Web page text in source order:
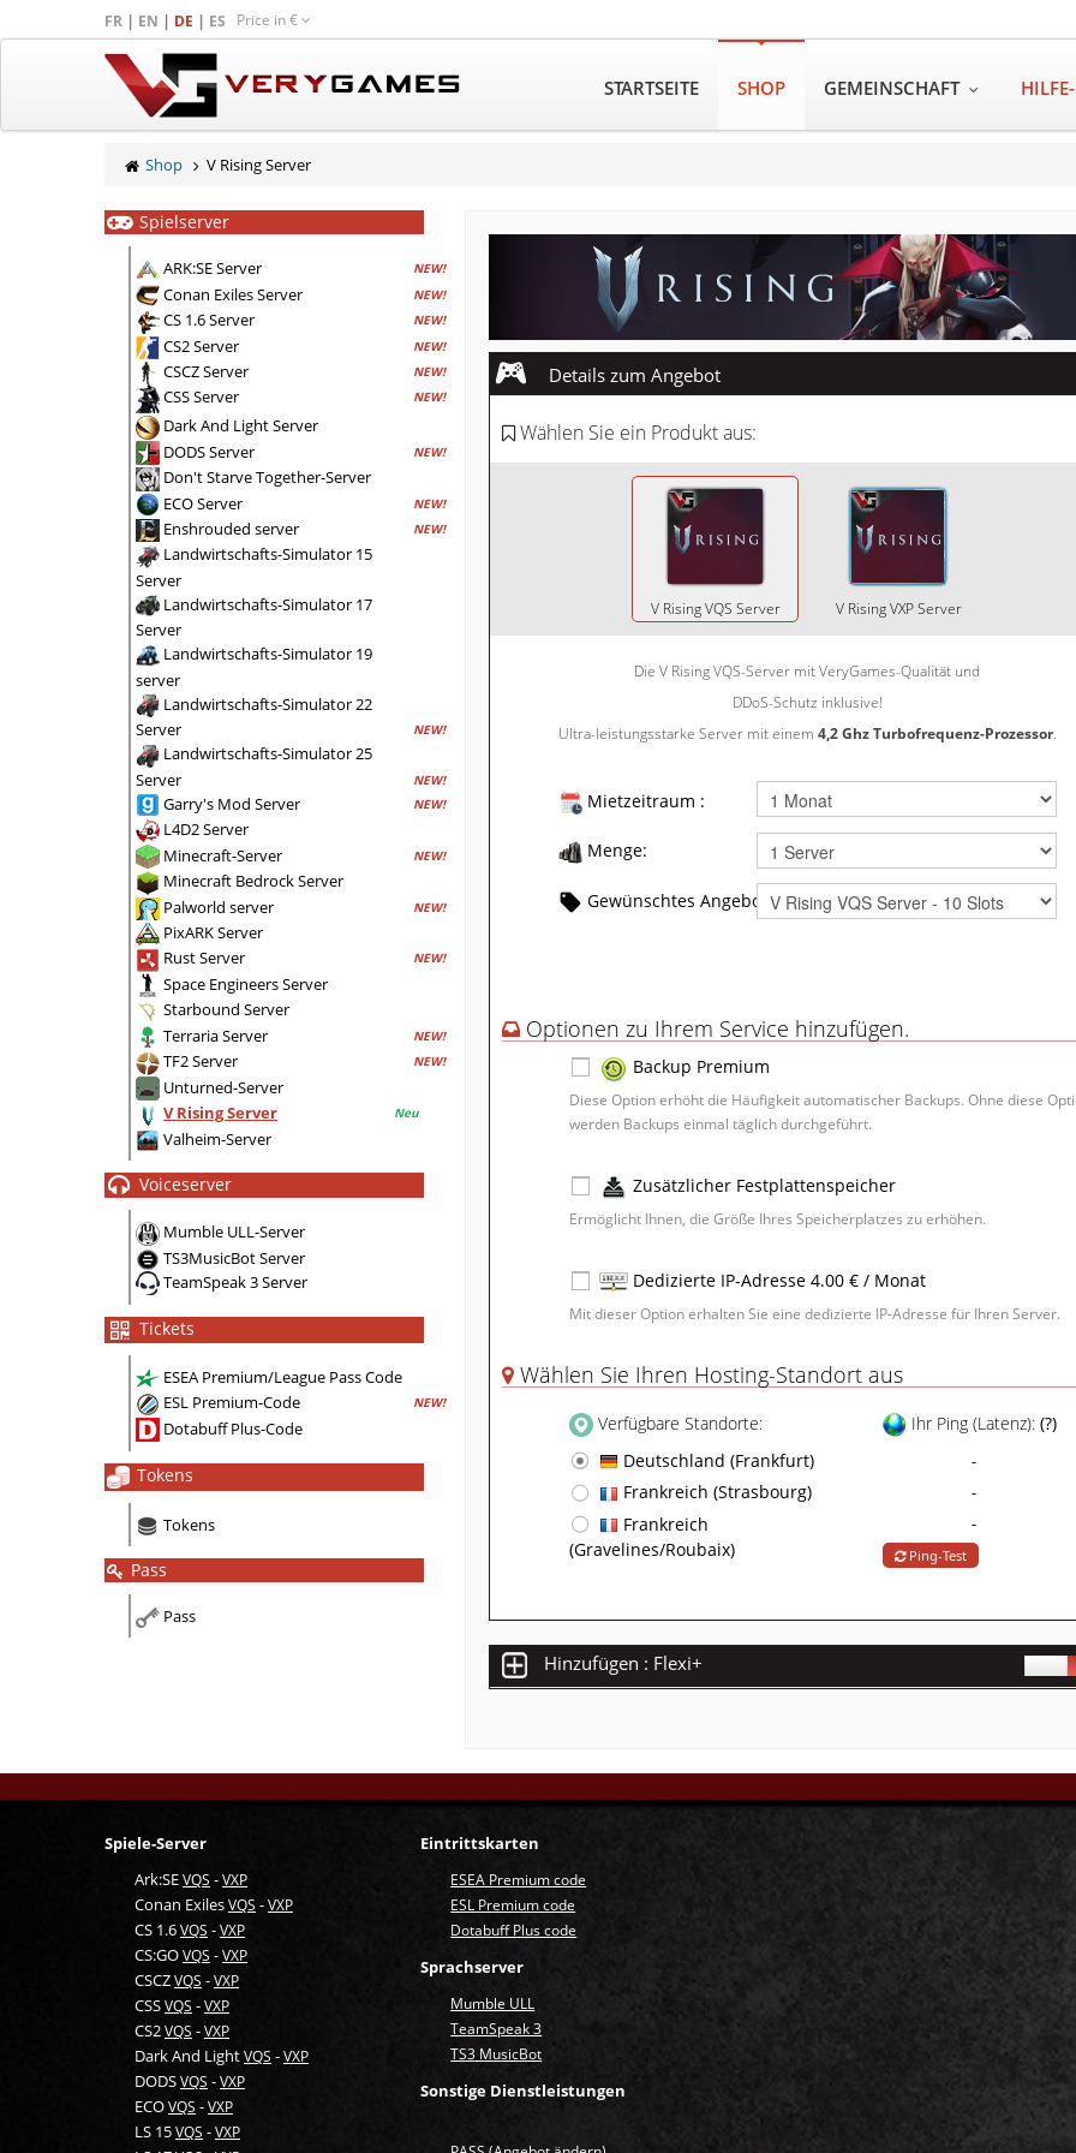
FR | EN | DE | ES Price in€
STARTSEITE SHOP GEMEINSCHAFT
Shop V Rising Server
Spielserver
ARK:SE Server NEW!
Conan Exiles Server NEW!
CS 1.6 Server NEW!
CS2 Server NEW!
CSCZ Server NEW!
CSS Server NEW!
Dark And Light Server
DODS Server
NEW!
Don't Starve Together-Server
ECO Server
NEW!
Enshrouded server NEW!
Landwirtschafts-Simulator 15
Server
Landwirtschafts-Simulator 17
Server
Landwirtschafts-Simulator 19
server
Landwirtschafts-Simulator 22
Server
NEW!
Landwirtschafts-Simulator 25
Server
NEW!
Garry's Mod Server NEW!
L4D2 Server
Minecraft-Server
NEW!
Minecraft Bedrock Server
Palworld server
NEW!
PixARK Server
Rust Server
NEW!
Space Engineers Server
Starbound Server
Terraria Server
NEW!
TF2 Server NEW!
Unturned-Server
V Rising Server
Neu
Valheim-Server
Voiceserver
Mumble ULL-Server
TS3MusicBot Server
TeamSpeak 3 Server
Tickets
ESEA Premium/League Pass Code
ESL Premium-Code
NEW!
Dotabuff Plus-Code
Tokens
Tokens
Pass
Pass
Details zum Angebot
Wählen Sie ein Produkt aus:
V Rising VQS Server V Rising VXP Server
Die V Rising VQS-Server mit VeryGames-Qualität und
DDoS-Schutz inklusive!
Ultra-leistungsstarke Server mit einem 4,2Ghz Turbofrequenz-Prozessor.
Mietzeitraum :
Menge:
Gewünschtes Angebot :
Optionen zu Ihrem Service hinzufügen.
Backup Premium
Diese Option erhöht die Häufigkeit automatischer Backups. Ohne diese
werden Backups einmal täglich durchgeführt.
Zusätzlicher Festplattenspeicher
Ermöglicht Ihnen, die Größe Ihres Speicherplatzes zu erhöhen.
Dedizierte IP-Adresse 4.00 € / Monat
Mit dieser Option erhalten Sie eine dedizierte IP-Adresse für Ihren Server.
Wählen Sie Ihren Hosting-Standort aus
Verfügbare Standorte:
Deutschland (Frankfurt)
Frankreich (Strasbourg)
Frankreich
(Gravelines/Roubaix)
Ihr Ping (Latenz): (?)
-
-
-
Ping-Test
Hinzufügen : Flexi+
Spiele-Server
Ark:SEVQS -VXP
Conan ExilesVQS -VXP
CS 1.6VQS -VXP
CS:GOVQS -VXP
CSCZVQS -VXP
CSSVQS -VXP
CS2VQS -VXP
Dark And LightVQS -VXP
DODSVQS -VXP
ECOVQS -VXP
LS 15VQS -VXP
Eintrittskarten
ESEA Premium code
ESL Premium code
Dotabuff Plus code
Sprachserver
Mumble ULL
TeamSpeak 3
TS3 MusicBot
Sonstige Dienstleistungen